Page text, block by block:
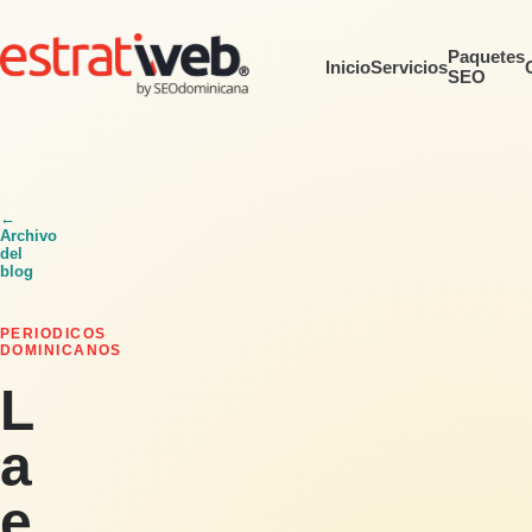
InicioServiciosPaquetes
SEO
←
Archivo
del
blog
PERIODICOS
DOMINICANOS
L
a